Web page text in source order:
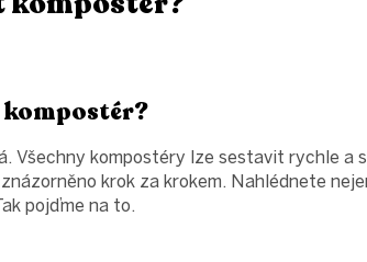
Všechny kompostéry lze sestavit rychle a
krok za krokem. Nahlédnete
pojďme na to.